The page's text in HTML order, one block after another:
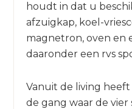
houdt in dat u
afzuigkap, koel-
magnetron, oven en
daaronder een rvs
Vanuit de living
de gang waar de vier